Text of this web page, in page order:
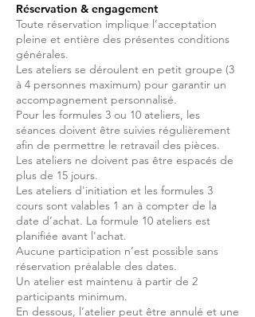
Réservation & engagement
Toute réservation implique l’acceptation
pleine et entière des présentes conditions
générales.
Les ateliers se déroulent en petit groupe (3
à 4 personnes maximum) pour garantir un
accompagnement personnalisé.
Pour les formules 3 ou 10 ateliers, les
séances doivent être suivies régulièrement
afin de permettre le retravail des pièces.
Les ateliers ne doivent pas être espacés de
plus de 15 jours.
Les ateliers d'initiation et les formules 3
cours sont valables 1 an à compter de la
date d’achat. La formule 10 ateliers est
planifiée avant l'achat.
Aucune participation n’est possible sans
réservation préalable des dates.
Un atelier est maintenu à partir de 2
participants minimum.
En dessous, l’atelier peut être annulé et une